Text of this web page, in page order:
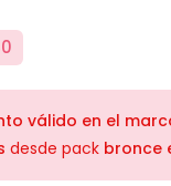
válido en el
desde pack bronce